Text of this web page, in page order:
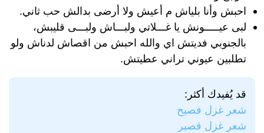
احبش وأنا بلياش م أعيش ولا أرضى بدالش حب ثاني.
لبى عيـــــونش يا غـــلاتي ولبـــاش ولبـــى قليبش،
بالجنوبي فديتش اي والله احبش من اقصاش لدناش ولو
تطلبين عيوني تراني عطيتش.
قد يُفيدك أكثر:
شعر غزل فصيح
شعر غزل قصير